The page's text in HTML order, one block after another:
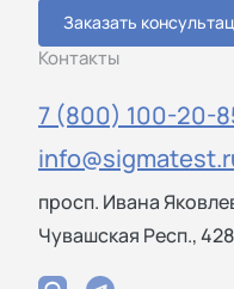
Заказать
Контакты
7 (800) 100-20-
просп. Ивана
Чувашская Респ.,